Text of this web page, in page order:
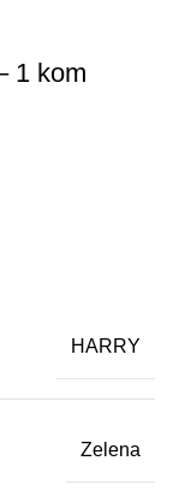
1 kom
HARRY
Zelena